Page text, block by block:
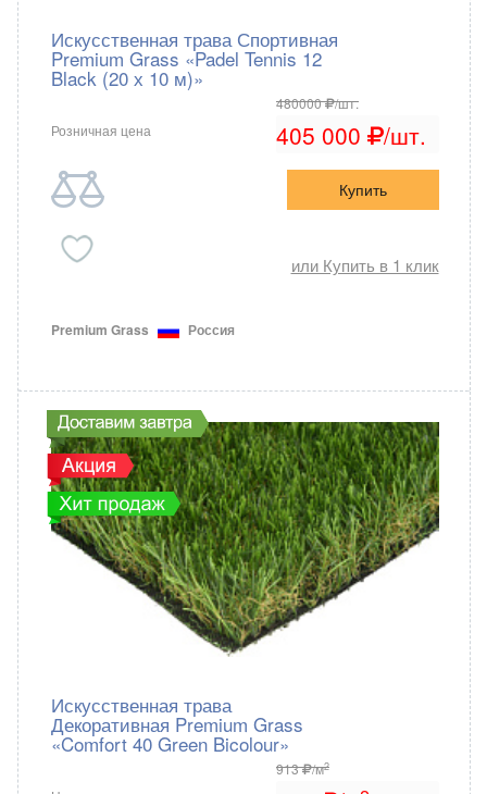
Искусственная трава Спортивная
Premium Grass «Padel Tennis 12
Black (20 х 10 м)»
Розничная цена
480000 /шт.
405 000 /шт.
Купить
или Купить в 1 клик
Premium Grass Россия
Искусственная трава
Декоративная Premium Grass
«Comfort 40 Green Bicolour»
913 /м2